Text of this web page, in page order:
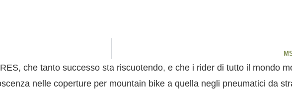
, che tanto successo sta riscuotendo, e che i rider di tutto il mondo
nelle coperture per mountain bike a quella negli pneumatici da